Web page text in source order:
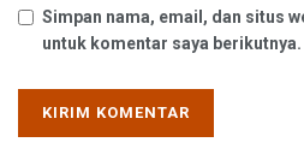
Simpan nama, email, dan situs
untuk komentar saya berikutnya.